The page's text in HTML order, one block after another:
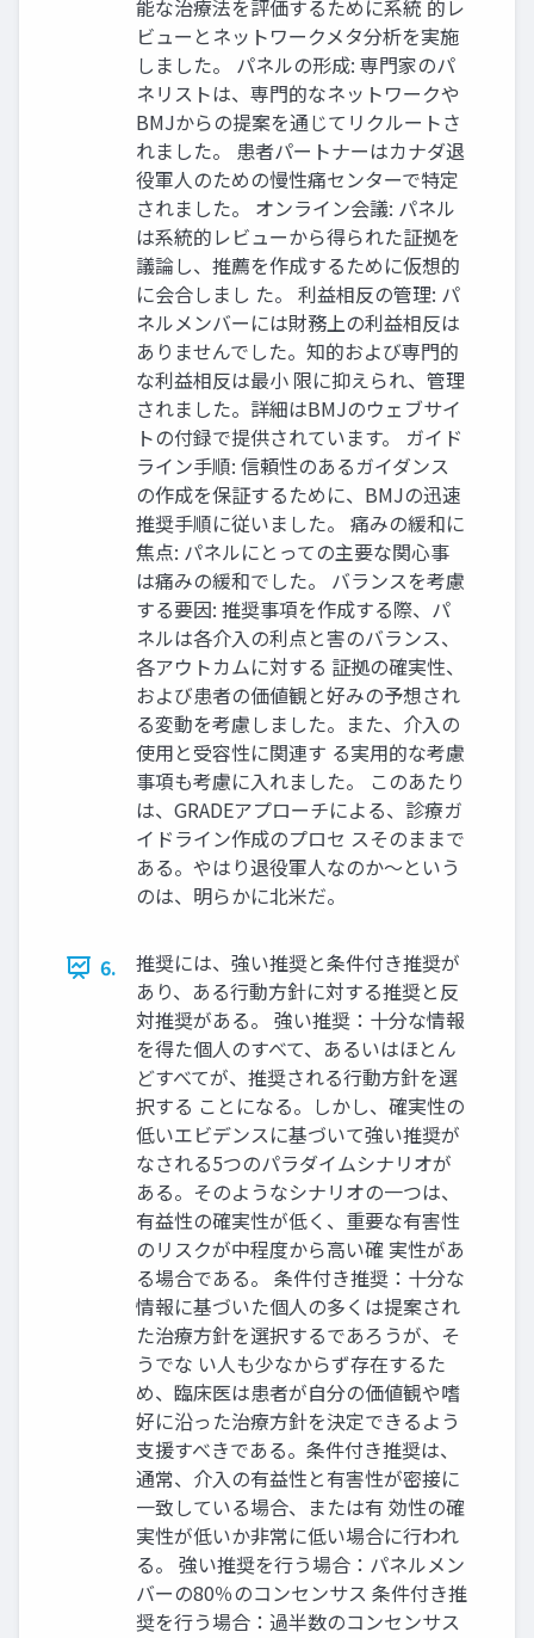
能な治療法を評価するために系統 的レ
ビューとネットワークメタ分析を実施
しました。 パネルの形成: 専門家のパ
ネリストは、専門的なネットワークや
BMJからの提案を通じてリクルートさ
れました。 患者パートナーはカナダ退
役軍人のための慢性痛センターで特定
されました。 オンライン会議: パネル
は系統的レビューから得られた証拠を
議論し、推薦を作成するために仮想的
に会合しまし た。 利益相反の管理: パ
ネルメンバーには財務上の利益相反は
ありませんでした。知的および専門的
な利益相反は最小 限に抑えられ、管理
されました。詳細はBMJのウェブサイ
トの付録で提供されています。 ガイド
ライン手順: 信頼性のあるガイダンス
の作成を保証するために、BMJの迅速
推奨手順に従いました。 痛みの緩和に
焦点: パネルにとっての主要な関心事
は痛みの緩和でした。 バランスを考慮
する要因: 推奨事項を作成する際、パ
ネルは各介入の利点と害のバランス、
各アウトカムに対する 証拠の確実性、
および患者の価値観と好みの予想され
る変動を考慮しました。また、介入の
使用と受容性に関連す る実用的な考慮
事項も考慮に入れました。 このあたり
は、GRADEアプローチによる、診療ガ
イドライン作成のプロセ スそのままで
ある。やはり退役軍人なのか～という
のは、明らかに北米だ。
6.
推奨には、強い推奨と条件付き推奨が
あり、ある行動方針に対する推奨と反
対推奨がある。 強い推奨：十分な情報
を得た個人のすべて、あるいはほとん
どすべてが、推奨される行動方針を選
択する ことになる。しかし、確実性の
低いエビデンスに基づいて強い推奨が
なされる5つのパラダイムシナリオが
ある。そのようなシナリオの一つは、
有益性の確実性が低く、重要な有害性
のリスクが中程度から高い確 実性があ
る場合である。 条件付き推奨：十分な
情報に基づいた個人の多くは提案され
た治療方針を選択するであろうが、そ
うでな い人も少なからず存在するた
め、臨床医は患者が自分の価値観や嗜
好に沿った治療方針を決定できるよう
支援すべきである。条件付き推奨は、
通常、介入の有益性と有害性が密接に
一致している場合、または有 効性の確
実性が低いか非常に低い場合に行われ
る。 強い推奨を行う場合：パネルメン
バーの80％のコンセンサス 条件付き推
奨を行う場合：過半数のコンセンサス